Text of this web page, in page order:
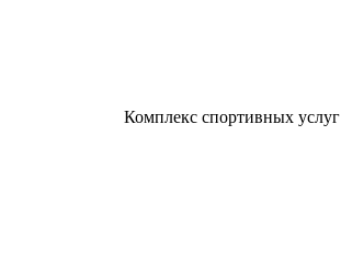
Комплекс спортивных услуг